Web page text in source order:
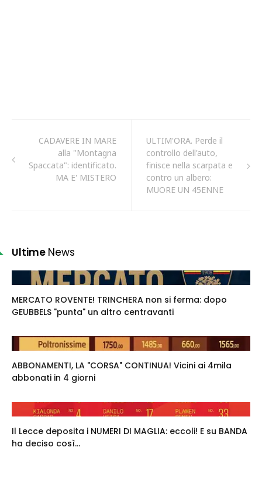
CADAVERE IN MARE
alla "Montagna
Spaccata": identificato.
MA E' MISTERO
ULTIM'ORA. Perde il
controllo dell'auto,
finisce nella scarpata e
contro un albero:
MUORE UN 45ENNE
Ultime News
MERCATO ROVENTE! TRINCHERA non si ferma: dopo
GEUBBELS "punta" un altro centravanti
ABBONAMENTI, LA "CORSA" CONTINUA! Vicini ai 4mila
abbonati in 4 giorni
Il Lecce deposita i NUMERI DI MAGLIA: eccoli! E su BANDA
ha deciso così...